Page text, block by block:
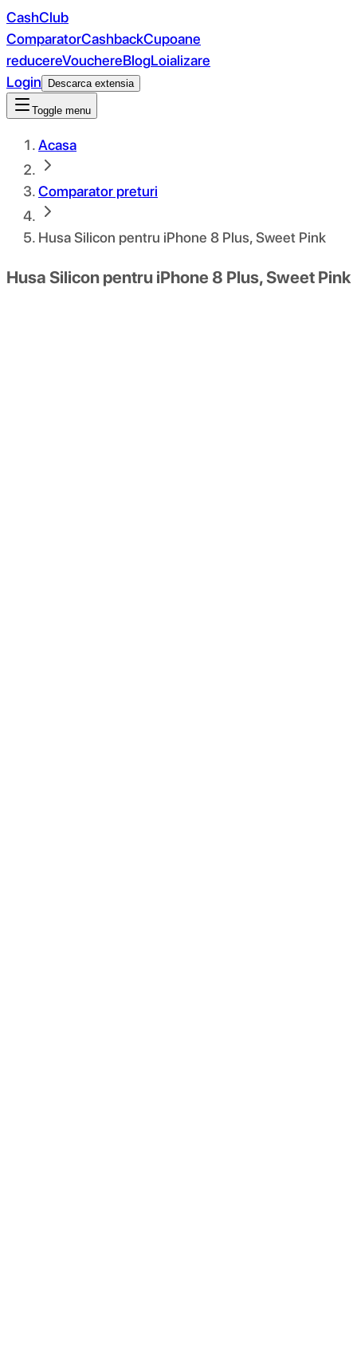
CashClub
ComparatorCashbackCupoane
reducereVouchereBlogLoializare
Login
Descarca extensia
Toggle menu
Acasa
Comparator preturi
Husa Silicon pentru iPhone 8 Plus, Sweet Pink
Husa Silicon pentru iPhone 8 Plus, Sweet Pink